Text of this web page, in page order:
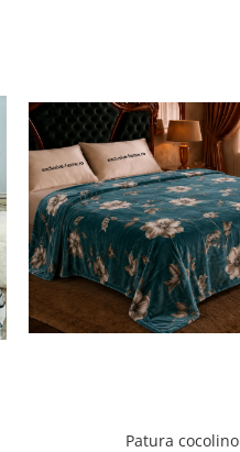
Patura cocolino